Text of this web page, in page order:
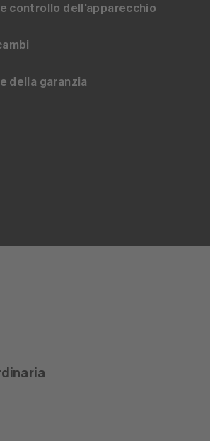
controllo dell'apparecchio
della garanzia